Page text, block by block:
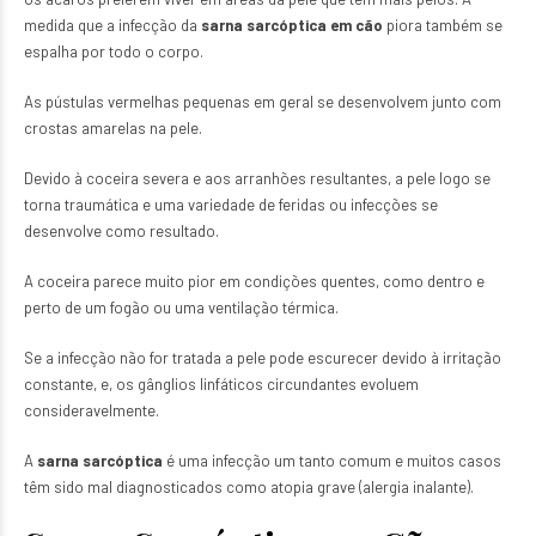
medida que a infecção da sarna sarcóptica em cão piora também se
espalha por todo o corpo.
As pústulas vermelhas pequenas em geral se desenvolvem junto com
crostas amarelas na pele.
Devido à coceira severa e aos arranhões resultantes, a pele logo se
torna traumática e uma variedade de feridas ou infecções se
desenvolve como resultado.
A coceira parece muito pior em condições quentes, como dentro e
perto de um fogão ou uma ventilação térmica.
Se a infecção não for tratada a pele pode escurecer devido à irritação
constante, e, os gânglios linfáticos circundantes evoluem
consideravelmente.
A sarna sarcóptica é uma infecção um tanto comum e muitos casos
têm sido mal diagnosticados como atopia grave (alergia inalante).